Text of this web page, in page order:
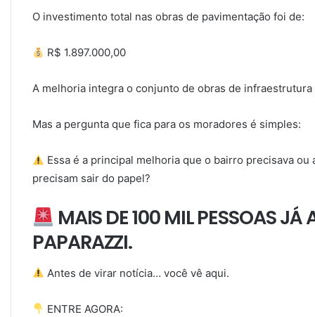
O investimento total nas obras de pavimentação foi de:
R$ 1.897.000,00
A melhoria integra o conjunto de obras de
Mas a pergunta que fica para os moradores é simples:
Essa é a principal melhoria que o bairro precisava
precisam sair do papel?
MAIS DE 100 MIL PESSOAS
PAPARAZZI.
Antes de virar notícia… você vê aqui.
ENTRE AGORA: